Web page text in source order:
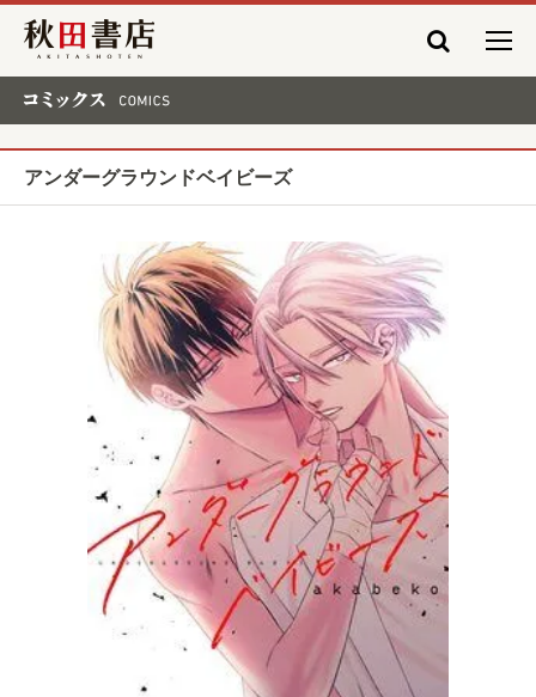
秋田書店
アンダーグラウンドベイビーズ